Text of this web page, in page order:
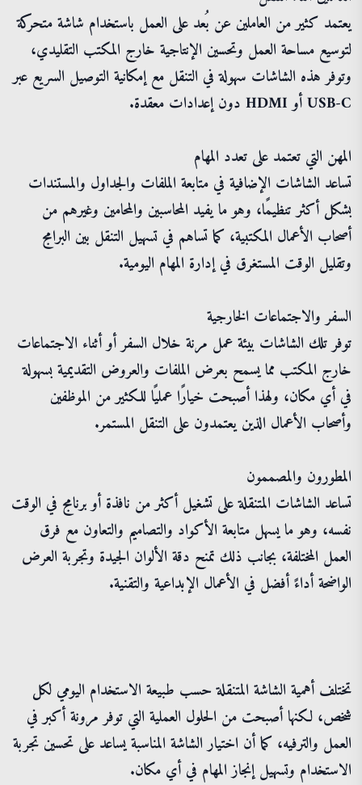
يعتمد كثير من العاملين عن بُعد على العمل باستخدام شاشة متحركة
لتوسيع مساحة العمل وتحسين الإنتاجية خارج المكتب التقليدي،
وتوفر هذه الشاشات سهولة في التنقل مع إمكانية التوصيل السريع عبر
USB-C أو HDMI دون إعدادات معقدة.
المهن التي تعتمد على تعدد المهام
تساعد الشاشات الإضافية في متابعة الملفات والجداول والمستندات
بشكل أكثر تنظيمًا، وهو ما يفيد المحاسبين والمحامين وغيرهم من
أصحاب الأعمال المكتبية، كما تساهم في تسهيل التنقل بين البرامج
وتقليل الوقت المستغرق في إدارة المهام اليومية.
السفر والاجتماعات الخارجية
توفر تلك الشاشات بيئة عمل مرنة خلال السفر أو أثناء الاجتماعات
خارج المكتب مما يسمح بعرض الملفات والعروض التقديمية بسهولة
في أي مكان، ولهذا أصبحت خيارًا عمليًا للكثير من الموظفين
وأصحاب الأعمال الذين يعتمدون على التنقل المستمر.
المطورون والمصممون
تساعد الشاشات المتنقلة على تشغيل أكثر من نافذة أو برنامج في الوقت
نفسه، وهو ما يسهل متابعة الأكواد والتصاميم والتعاون مع فرق
العمل المختلفة، بجانب ذلك تمنح دقة الألوان الجيدة وتجربة العرض
الواضحة أداءً أفضل في الأعمال الإبداعية والتقنية.
تختلف أهمية الشاشة المتنقلة حسب طبيعة الاستخدام اليومي لكل
شخص، لكنها أصبحت من الحلول العملية التي توفر مرونة أكبر في
العمل والترفيه، كما أن اختيار الشاشة المناسبة يساعد على تحسين تجربة
الاستخدام وتسهيل إنجاز المهام في أي مكان.